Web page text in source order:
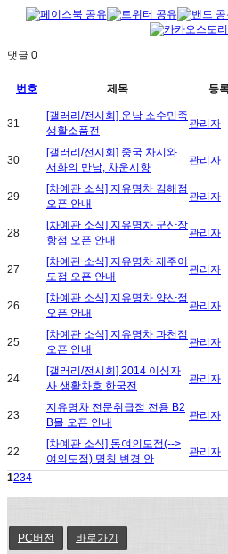
댓글 0
번호 제목 등
31
[갤러리/전시회] 운남 소수민족
생활소품전
관리자
30
[갤러리/전시회] 중국 차시와
서화의 만남, 차운시향
관리자
29
[차예관 소식] 지유명차 김해점
오픈 안내
관리자
28
[차예관 소식] 지유명차 군산장
항점 오픈 안내
관리자
27
[차예관 소식] 지유명차 제주이
도점 오픈 안내
관리자
26
[차예관 소식] 지유명차 양산점
오픈 안내
관리자
25
[차예관 소식] 지유명차 과천점
오픈 안내
관리자
24
[갤러리/전시회] 2014 이싱자
사 생활차호 한국전
관리자
23
지유명차 전문취급점 전용 B2
B몰 오픈 안내
관리자
22
[차예관 소식] 동여의도점(-->
여의도점) 명칭 변경 안
관리자
1234
PC버전 바로가기